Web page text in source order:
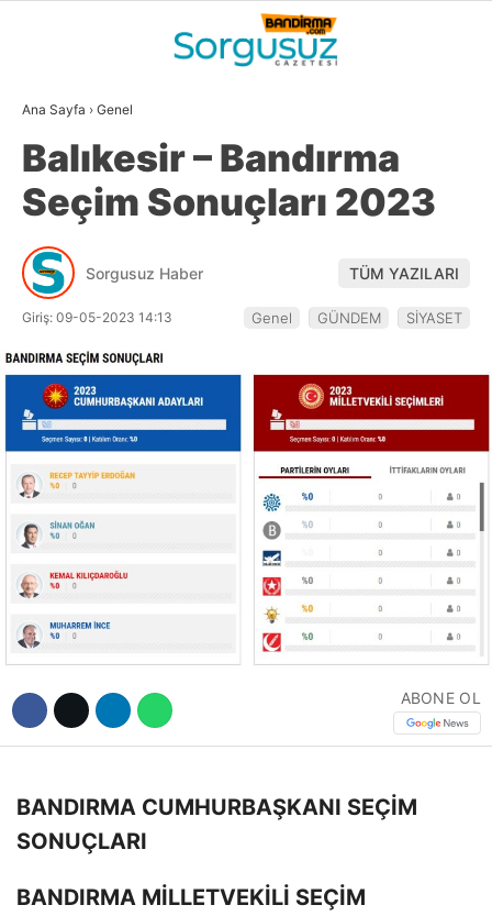
WhatsApp İhbar
Hattı
Facebook
Instagram
26.8
BALIKESIR
GALERİ VİDEO YAZARLAR
DÜNYA
SİYASET
EKONOMİ
SPOR
MAGAZİN
EĞİTİM
DİĞER
Ana Sayfa › Genel
Balıkesir – Bandırma
Seçim Sonuçları 2023
Sorgusuz Haber TÜM YAZILARI
Giriş: 09-05-2023 14:13 Genel GÜNDEM SİYASET
ABONE OL
BANDIRMA CUMHURBAŞKANI SEÇİM
SONUÇLARI
BANDIRMA MİLLETVEKİLİ SEÇİM